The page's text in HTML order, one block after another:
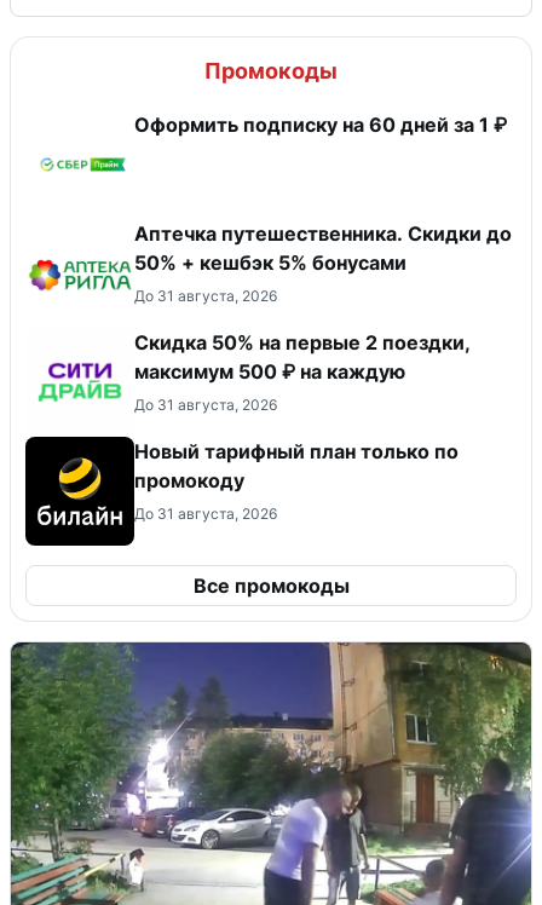
Промокоды
Оформить подписку на 60 дней за 1 ₽
Аптечка путешественника. Скидки до
50% + кешбэк 5% бонусами
До 31 августа, 2026
Скидка 50% на первые 2 поездки,
максимум 500 ₽ на каждую
До 31 августа, 2026
Новый тарифный план только по
промокоду
До 31 августа, 2026
Все промокоды